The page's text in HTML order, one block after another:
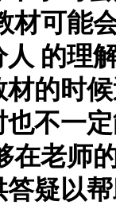
材可能
的理
的时
不一
在老师
疑以